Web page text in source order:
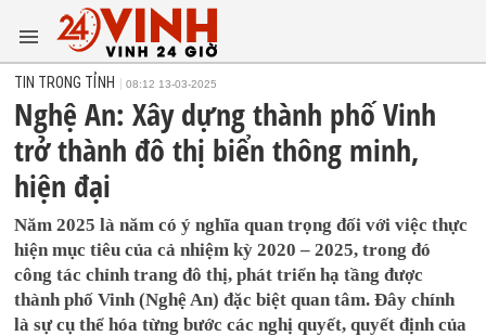
TIN TRONG TỈNH 08:12 13-03-2025
Nghệ An: Xây dựng thành phố Vinh
trở thành đô thị biển thông minh,
hiện đại
Năm 2025 là năm có ý nghĩa quan trọng đối với việc thực
hiện mục tiêu của cả nhiệm kỳ 2020 – 2025, trong đó
công tác chỉnh trang đô thị, phát triển hạ tầng được
thành phố Vinh (Nghệ An) đặc biệt quan tâm. Đây chính
là sự cụ thể hóa từng bước các nghị quyết, quyết định của